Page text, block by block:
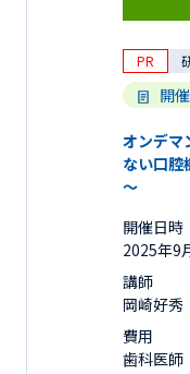
PR
開
オンデマ
ない口腔
～
開催日時
2025年9
講師
岡崎好秀
費用
歯科医